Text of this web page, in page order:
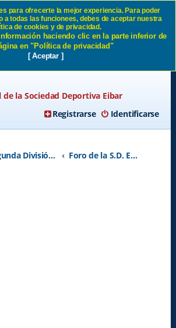
1 - Celta 0 SD Eibar
de la Sociedad Deportiva Eibar
Identificarse
Registrarse
Segunda División A - Temporada 2026-2027 Foro de la S.D. Eibar
para ofrecerte la mejor experiencia. Para poder
a todas las funcionees, debes de aceptar nuestra
de cookies y de privacidad.
haciendo clic en la parte inferior de
en "Política de privacidad"
[ Aceptar ]